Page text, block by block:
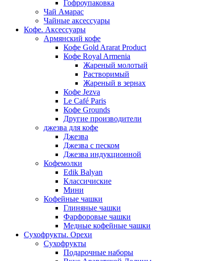
Гофроупаковка
Чай Амарас
Чайные аксессуары
Кофе. Аксессуары
Армянский кофе
Кофе Gold Ararat Product
Кофе Royal Armenia
Жареный молотый
Растворимый
Жареный в зернах
Кофе Jezva
Le Café Paris
Кофе Grounds
Другие производители
джезва для кофе
Джезва
Джезва с песком
Джезва индукционной
Кофемолки
Edik Balyan
Классичиские
Мини
Кофейные чашки
Глиняные чашки
Фарфоровые чашки
Медные кофейные чашки
Сухофрукты. Орехи
Сухофрукты
Подарочные наборы